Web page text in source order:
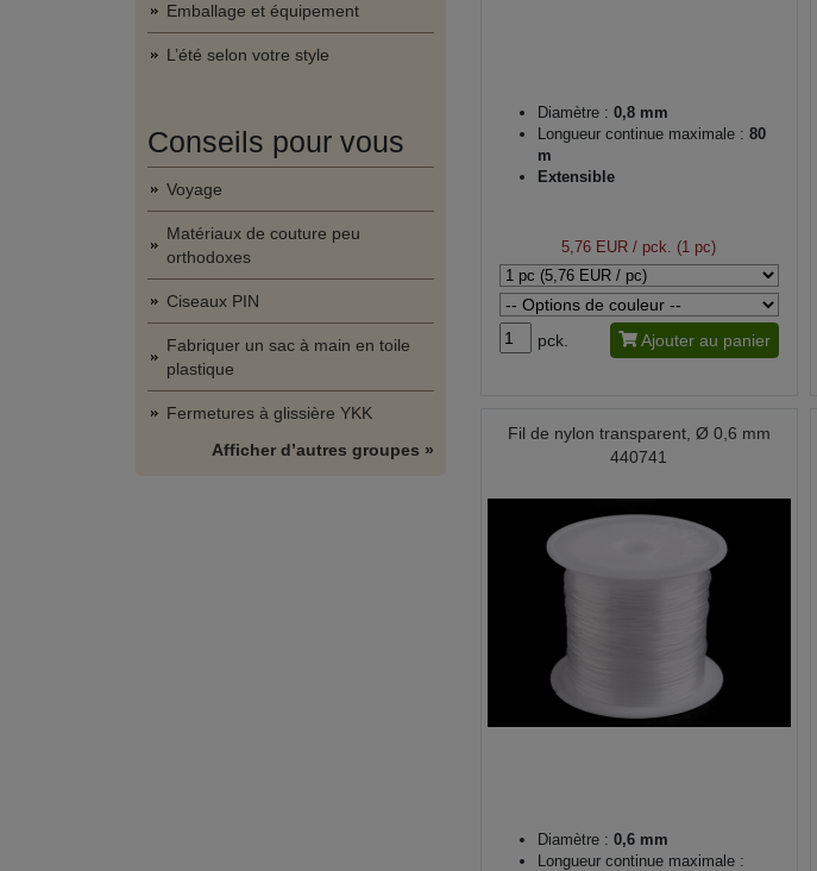
Emballage et équipement
L’été selon votre style
Conseils pour vous
Voyage
Matériaux de couture peu
orthodoxes
Ciseaux PIN
Fabriquer un sac à main en toile
plastique
Fermetures à glissière YKK
Afficher d’autres groupes »
Diamètre : 0,8 mm
Longueur continue maximale : 80
m
Extensible
5,76 EUR / pck. (1 pc)
pck. Ajouter au panier
Fil de nylon transparent, Ø 0,6 mm
440741
Diamètre : 0,6 mm
Longueur continue maximale :